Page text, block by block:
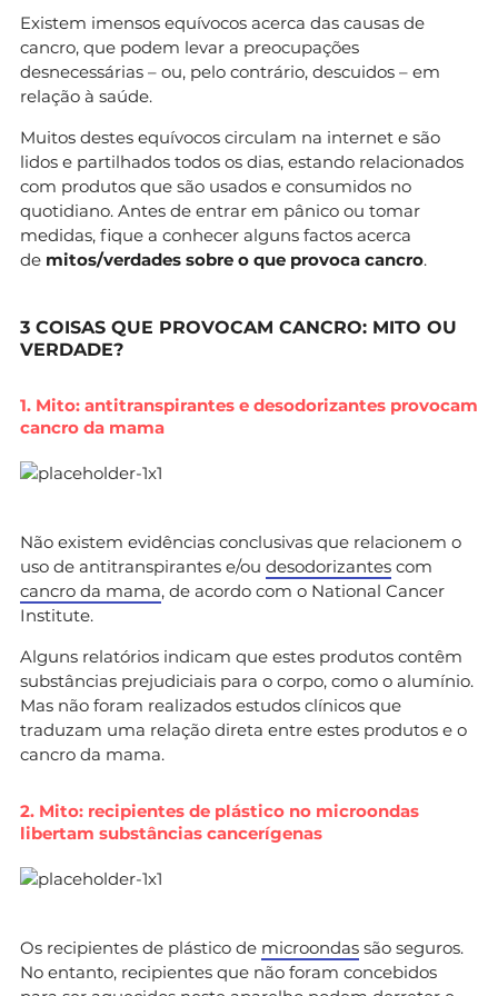
Existem imensos equívocos acerca das causas de
cancro, que podem levar a preocupações
desnecessárias – ou, pelo contrário, descuidos – em
relação à saúde.
Muitos destes equívocos circulam na internet e são
lidos e partilhados todos os dias, estando relacionados
com produtos que são usados e consumidos no
quotidiano. Antes de entrar em pânico ou tomar
medidas, fique a conhecer alguns factos acerca
de mitos/verdades sobre o que provoca cancro.
3 COISAS QUE PROVOCAM CANCRO: MITO OU
VERDADE?
1. Mito: antitranspirantes e desodorizantes provocam
cancro da mama
Não existem evidências conclusivas que relacionem o
uso de antitranspirantes e/ou desodorizantes com
cancro da mama, de acordo com o National Cancer
Institute.
Alguns relatórios indicam que estes produtos contêm
substâncias prejudiciais para o corpo, como o alumínio.
Mas não foram realizados estudos clínicos que
traduzam uma relação direta entre estes produtos e o
cancro da mama.
2. Mito: recipientes de plástico no microondas
libertam substâncias cancerígenas
Os recipientes de plástico de microondas são seguros.
No entanto, recipientes que não foram concebidos